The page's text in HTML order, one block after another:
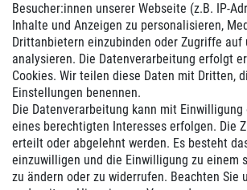
Besucher:innen unserer Webseite (z.B. IP-
Inhalte und Anzeigen zu personalisieren,
Drittanbietern einzubinden oder Zugriffe auf
analysieren. Die Datenverarbeitung erfolgt
Cookies. Wir teilen diese Daten mit Dritten,
Einstellungen benennen.
Die Datenverarbeitung kann mit Einwilligung
eines berechtigten Interesses erfolgen. Die
erteilt oder abgelehnt werden. Es besteht
einzuwilligen und die Einwilligung zu einem
zu ändern oder zu widerrufen. Beachten Sie
Vertrag widerrufen
Zahlung
Wir bieten Ihnen folgende
Versand